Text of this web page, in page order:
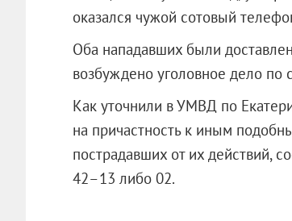
оказался чужой сотовый
Оба нападавших были
возбуждено уголовное дело по
Как уточнили в УМВД по
на причастность к иным
пострадавших от их действий,
42–13 либо 02.